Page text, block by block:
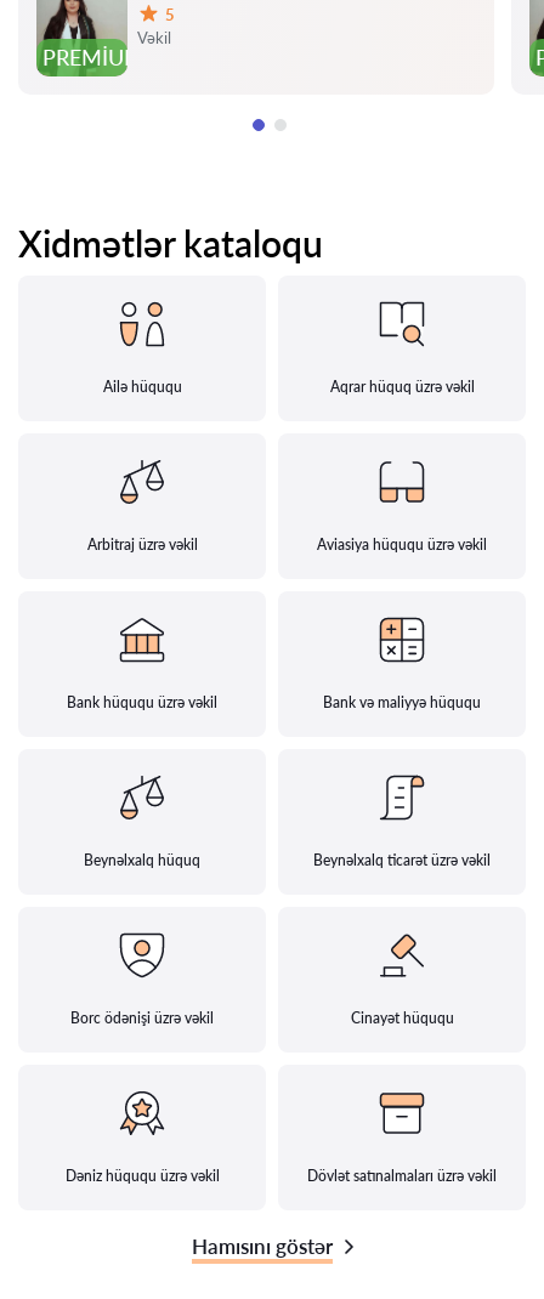
PREMIUM
Qiymət:
5
Vəkil
Xidmətlər kataloqu
Ailə hüququ Aqrar hüquq üzrə vəkil
Arbitraj üzrə vəkil Aviasiya hüququ üzrə vəkil
Bank hüququ üzrə vəkil Bank və maliyyə hüququ
Beynəlxalq hüquq Beynəlxalq ticarət üzrə vəkil
Borc ödənişi üzrə vəkil Cinayət hüququ
Dəniz hüququ üzrə vəkil Dövlət satınalmaları üzrə vəkil
Hamısını göstər